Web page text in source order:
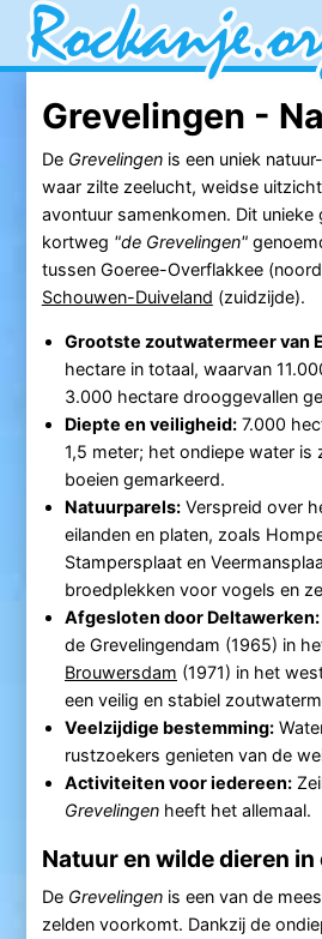
Grevelingen -
De Grevelingenis een uniek
waar zilte zeelucht, weidse
avontuur samenkomen. Dit unieke
kortweg "de Grevelingen"
tussen Goeree-Overflakkee
Schouwen-Duiveland (zuidzijde).
Grootste zoutwatermeer van
hectare in totaal, waarvan
3.000 hectare drooggevallen
Diepte en veiligheid:7.000
1,5 meter; het ondiepe water is
boeien gemarkeerd.
Natuurparels:Verspreid over
eilanden en platen, zoals
Stampersplaat en
broedplekken voor vogels en
Afgesloten door Deltawerken:
de Grevelingendam (1965) in
Brouwersdam (1971) in het
een veilig en stabiel
Veelzijdige bestemming:
rustzoekers genieten van de
Activiteiten voor iedereen:
Grevelingenheeft het allemaal.
Natuur en wilde dieren in
De Grevelingenis een van de
zelden voorkomt. Dankzij de